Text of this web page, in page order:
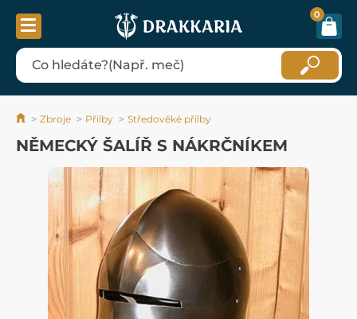
0
Zbroje Přilby Středověké přilby
NĚMECKÝ ŠALÍŘ S NÁKRČNÍKEM